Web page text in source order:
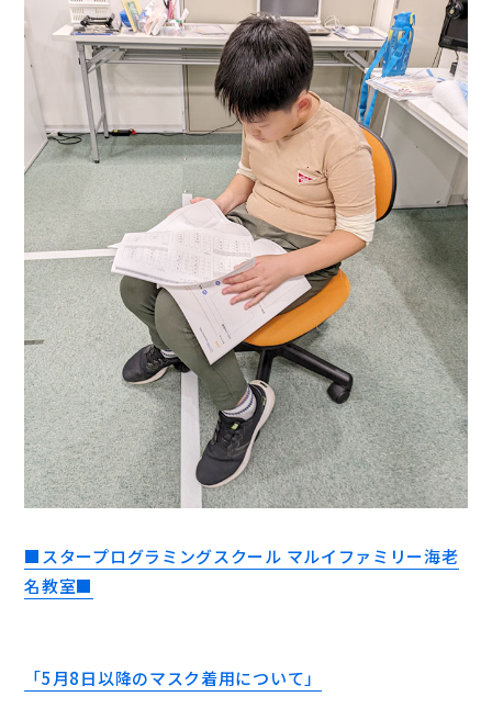
■スタープログラミングスクール マルイファミリー海老
名教室■
「5月8日以降のマスク着用について」